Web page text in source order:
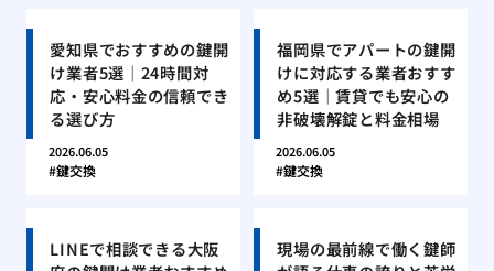
愛知県でおすすめの鍵開
け業者5選｜24時間対
応・安心料金の信頼でき
る選び方
2026.06.05
鍵交換
福岡県でアパートの鍵開
けに対応する業者おすす
め5選｜賃貸でも安心の
非破壊解錠と料金相場
2026.06.05
鍵交換
LINEで相談できる大阪
現場の最前線で働く鍵師